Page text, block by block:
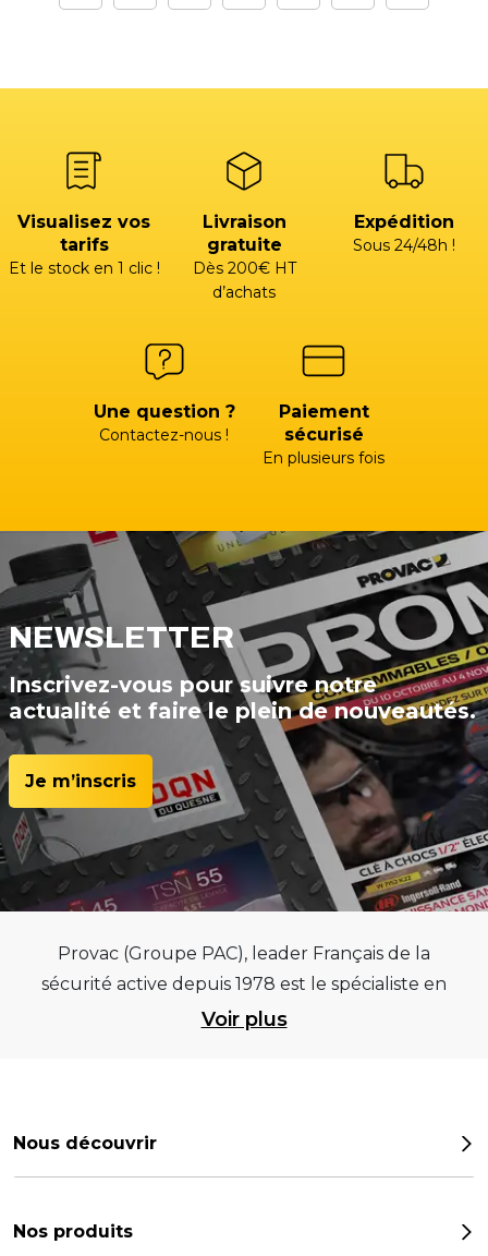
Visualisez vos
tarifs
Et le stock en 1 clic !
Livraison
gratuite
Dès 200€ HT
d’achats
Expédition
Sous 24/48h !
Une question ?
Contactez-nous !
Paiement
sécurisé
En plusieurs fois
NEWSLETTER
Inscrivez-vous pour suivre notre
actualité et faire le plein de nouveautés.
Je m’inscris
Provac (Groupe PAC), leader Français de la
sécurité active depuis 1978 est le spécialiste en
équipements pour garages et centres
meilleurs équipements sur des critères de
Provac propose une large gamme
Voir plus
Nous découvrir
Les chiffres
Nos produits